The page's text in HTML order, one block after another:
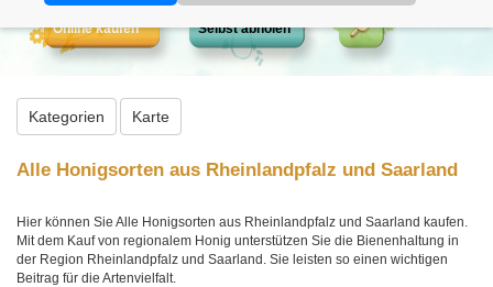
Online kaufen Selbst abholen
Kategorien Karte
Alle Honigsorten aus Rheinlandpfalz und Saarland
Hier können Sie Alle Honigsorten aus Rheinlandpfalz und Saarland kaufen.
Mit dem Kauf von regionalem Honig unterstützen Sie die Bienenhaltung in
der Region Rheinlandpfalz und Saarland. Sie leisten so einen wichtigen
Beitrag für die Artenvielfalt.